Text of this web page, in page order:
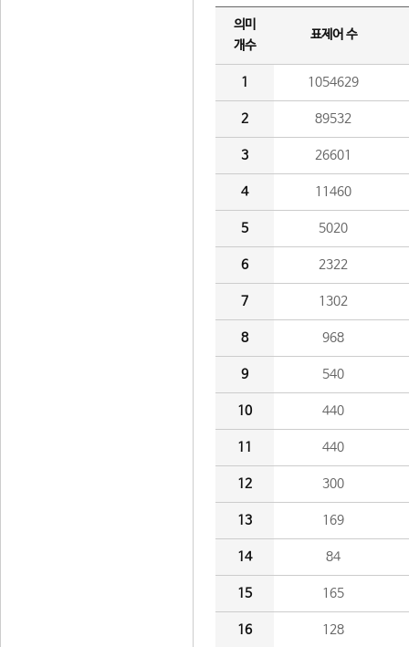
의미
개수
표제어 수
1 1054629
2 89532
3 26601
4 11460
5 5020
6 2322
7 1302
8 968
9 540
10 440
11 440
12 300
13 169
14 84
15 165
16 128